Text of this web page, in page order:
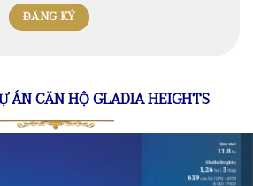
ÁN CĂN HỘ GLADIA HEIGHTS